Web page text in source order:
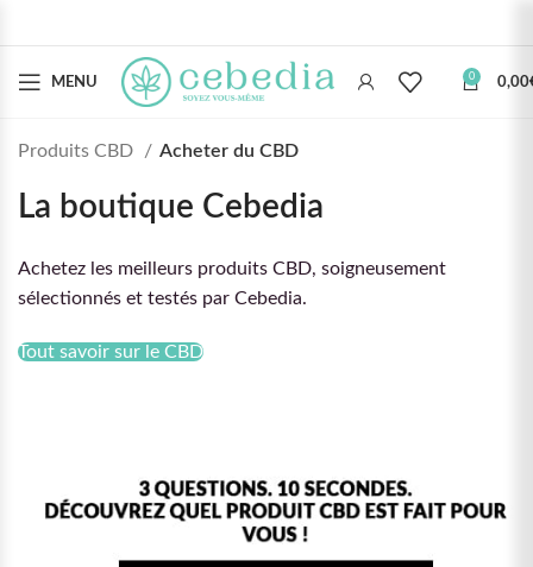
MENU 0 0,00
Produits CBD Acheter du CBD
La boutique Cebedia
Achetez les meilleurs produits CBD, soigneusement
sélectionnés et testés par Cebedia.
Tout savoir sur le CBD